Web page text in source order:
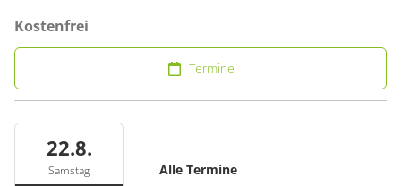
Kostenfrei
Termine
22.8.
Samstag
Alle Termine